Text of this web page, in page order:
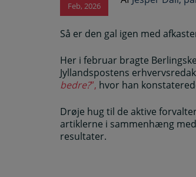
Feb, 2026
Så er den gal igen med
Her i februar bragte
Jyllandspostens
bedre?”, hvor han
Drøje hug til de aktive
artiklerne i sammenhæng
resultater.